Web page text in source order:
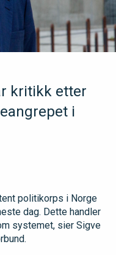
kritikk etter
i
politikorps i Norge
dag. Dette handler
systemet, sier Sigve